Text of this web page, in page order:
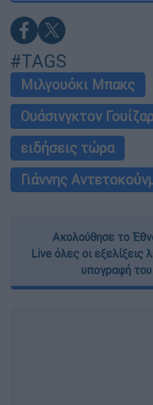
#TAGS
Μιλγουόκι Μπακς
Ουάσινγκτον
ειδήσεις τώρα
Γιάννης
Ακολούθησε το
Live όλες οι
υπογραφή